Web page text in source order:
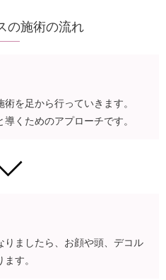
の施術の流れ
を足から行っていきます。
くためのアプローチです。
ましたら、お顔や頭、デコル
す。